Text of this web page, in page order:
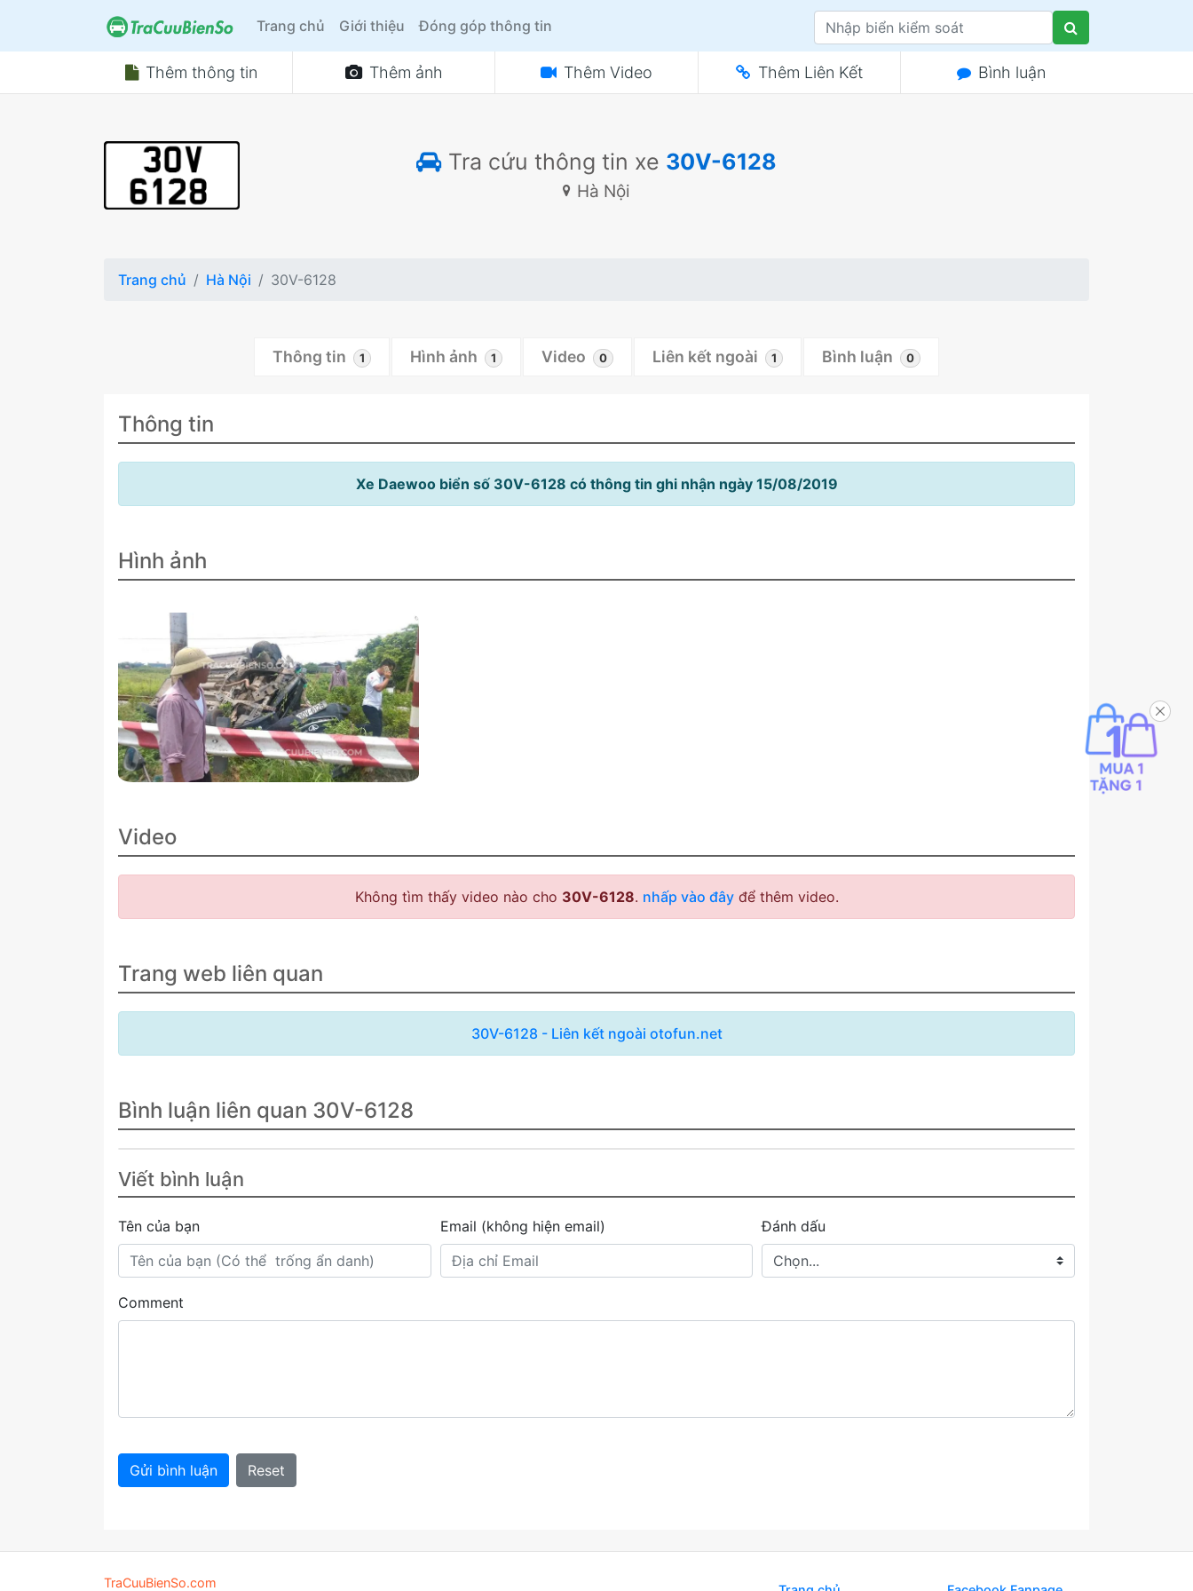
Trang chủ Giới thiệu Đóng góp thông tin
Thêm thông tin Thêm ảnh Thêm Video Thêm Liên Kết Bình luận
Tra cứu thông tin xe 30V-6128
Hà Nội
Trang chủ Hà Nội 30V-6128
Thông tin 1 Hình ảnh 1 Video 0 Liên kết ngoài 1 Bình luận 0
Thông tin
Xe Daewoo biển số 30V-6128 có thông tin ghi nhận ngày 15/08/2019
Hình ảnh
Video
Không tìm thấy video nào cho 30V-6128. nhấp vào đâyđể thêm video.
Trang web liên quan
30V-6128 - Liên kết ngoài otofun.net
Bình luận liên quan 30V-6128
Viết bình luận
Tên của bạn Email (không hiện email) Đánh dấu
Comment
Gửi bình luận Reset
TraCuuBienSo.com